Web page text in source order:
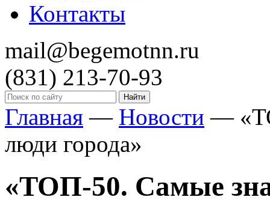
Контакты
mail@begemotnn.ru
(831) 213-70-93
Главная — Новости —
люди города»
«ТОП-50. Самые